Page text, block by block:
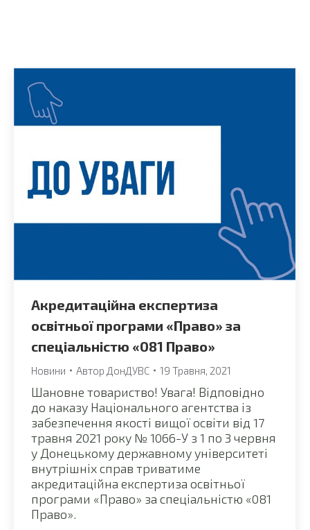
Акредитаційна експертиза
освітньої програми «Право» за
спеціальністю «081 Право»
Новини Автор ДонДУВС 19 Травня, 2021
Шановне товариство! Увага! Відповідно
до наказу Національного агентства із
забезпечення якості вищої освіти від 17
травня 2021 року № 1066-У з 1 по 3 червня
у Донецькому державному університеті
внутрішніх справ триватиме
акредитаційна експертиза освітньої
програми «Право» за спеціальністю «081
Право».